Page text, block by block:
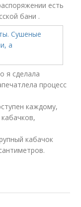
есть
бани .
я сделала
процесс
каждому,
кабачок